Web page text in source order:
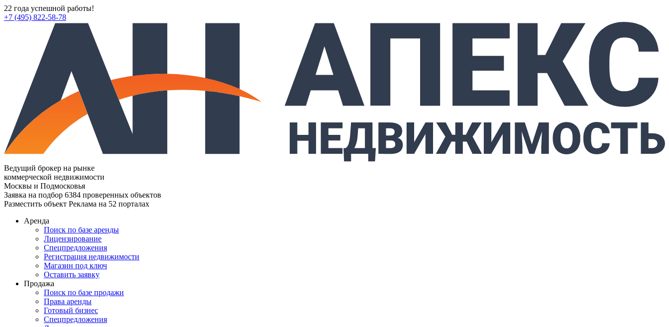
22 года успешной работы!
+7 (495) 822-58-78
Ведущий брокер на рынке
коммерческой недвижимости
Москвы и Подмосковья
Заявка на подбор 6384 проверенных объектов
Разместить объект Реклама на 52 порталах
Аренда
Поиск по базе аренды
Лицензирование
Спецпредложения
Регистрация недвижимости
Магазин под ключ
Оставить заявку
Продажа
Поиск по базе продажи
Права аренды
Готовый бизнес
Спецпредложения